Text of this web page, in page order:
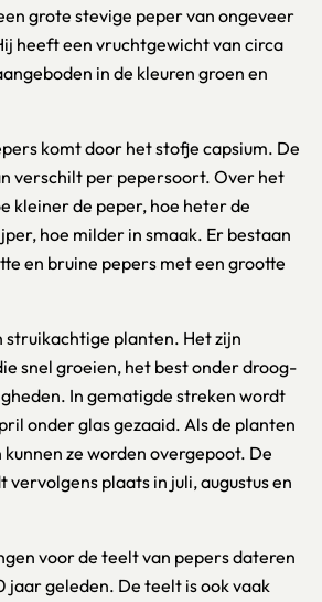
grote stevige peper van ongeveer
heeft een vruchtgewicht van circa
in de kleuren groen en
komt door het stofje capsium. De
verschilt per pepersoort. Over het
kleiner de peper, hoe heter de
hoe milder in smaak. Er bestaan
en bruine pepers met een grootte
struikachtige planten. Het zijn
snel groeien, het best onder droog-
In gematigde streken wordt
onder glas gezaaid. Als de planten
kunnen ze worden overgepoot. De
plaats in juli, augustus en
voor de teelt van pepers dateren
geleden. De teelt is ook vaak